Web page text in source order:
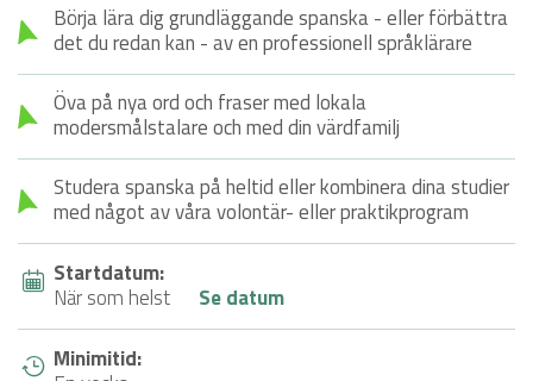
Börja lära dig grundläggande spanska - eller förbättra
det du redan kan - av en professionell språklärare
Öva på nya ord och fraser med lokala
modersmålstalare och med din värdfamilj
Studera spanska på heltid eller kombinera dina studier
med något av våra volontär- eller praktikprogram
Startdatum:
När som helst
Se datum
Minimitid: